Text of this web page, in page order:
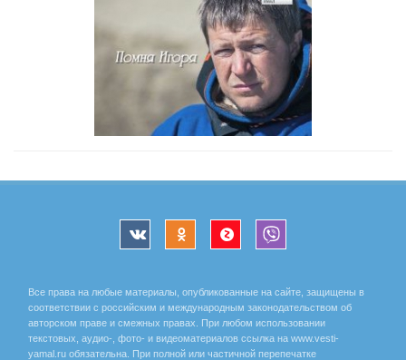
Все права на любые материалы, опубликованные на сайте, защищены в
соответствии с российским и международным законодательством об
авторском праве и смежных правах. При любом использовании
текстовых, аудио-, фото- и видеоматериалов ссылка на www.vesti-
yamal.ru обязательна. При полной или частичной перепечатке